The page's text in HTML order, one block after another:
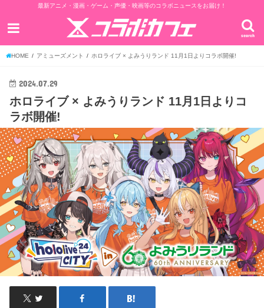
最新アニメ・漫画・ゲーム・声優・映画等のコラボニュースをお届け！
search
HOME アミューズメント ホロライブ × よみうりランド 11月1日よりコラボ開催!
2024.07.29
ホロライブ × よみうりランド 11月1日よりコ
ラボ開催!